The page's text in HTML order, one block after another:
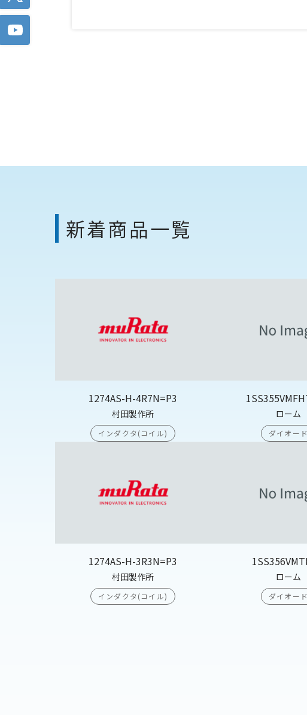
新着商品一覧
1274AS-H-4R7N=P3
村田製作所
インダクタ(コイル)
ローム
ダイオード
1274AS-H-3R3N=P3
村田製作所
インダクタ(コイル)
ローム
ダイオード